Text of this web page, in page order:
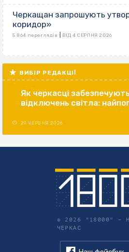
Черкащан запрошують
коридор»
5 864 переглядів ВІД 4 СЕРПНЯ 2026
ВИБІР РЕДАКЦІЇ
Як черкасці
відключень світла:
29 ЧЕРВНЯ 2026
© 2026 "18000" –
ЧЕРКАС